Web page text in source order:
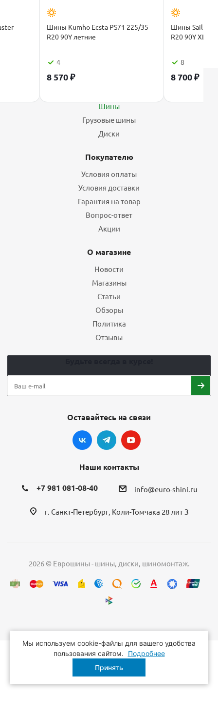
Шины Kumho Ecsta PS71 225/35
R20 90Y летние
4
8 570₽
Шины Sailun
R20 90Y XL
8
8 700₽
Шины
Грузовые шины
Диски
Покупателю
Условия оплаты
Условия доставки
Гарантия на товар
Вопрос-ответ
Акции
О магазине
Новости
Магазины
Статьи
Обзоры
Политика
Отзывы
Оставайтесь на связи
Наши контакты
+7 981 081-08-40 info@euro-shini.ru
г. Санкт-Петербург, Коли-Томчака 28 лит З
2026 © Еврошины - шины, диски, шиномонтаж.
Мы используем cookie-файлы для вашего удобства
пользования сайтом.
Подробнее
Принять